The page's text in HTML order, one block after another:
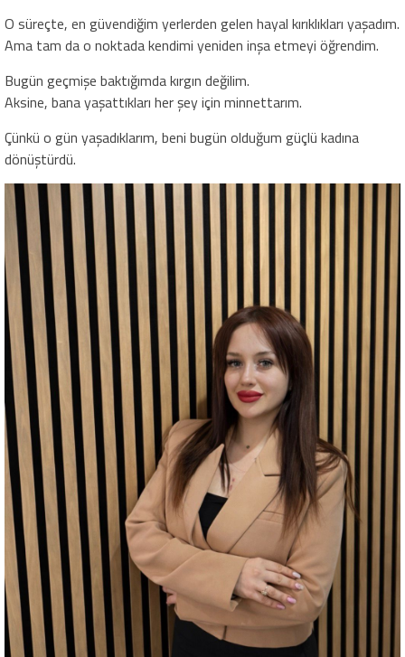
O süreçte, en güvendiğim yerlerden gelen hayal kırıklıkları yaşadım.
Ama tam da o noktada kendimi yeniden inşa etmeyi öğrendim.
Bugün geçmişe baktığımda kırgın değilim.
Aksine, bana yaşattıkları her şey için minnettarım.
Çünkü o gün yaşadıklarım, beni bugün olduğum güçlü kadına
dönüştürdü.